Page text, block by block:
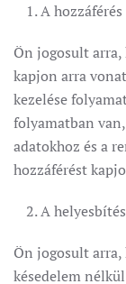
A
Ön jogosult
kapjon arra
kezelése
folyamatban
adatokhoz és a
hozzáférést
A
Ön jogosult
késedelem